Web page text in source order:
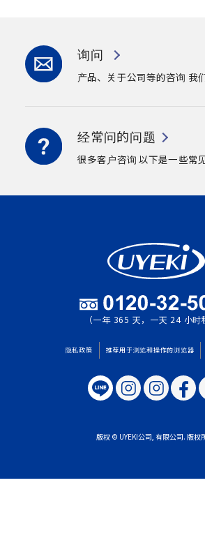
询问
产品、关于公司等的咨询 我
经常问的问题
很多客户咨询 以下是一些常
（一年 365 天，一天 24 小时
隐私政策 推荐用于浏览和操作的浏览器
版权 © UYEKI公司, 有限公司. 版权